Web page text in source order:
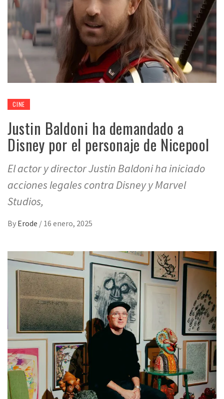
CINE
Justin Baldoni ha demandado a
Disney por el personaje de Nicepool
El actor y director Justin Baldoni ha iniciado
acciones legales contra Disney y Marvel
Studios,
By Erode / 16 enero, 2025